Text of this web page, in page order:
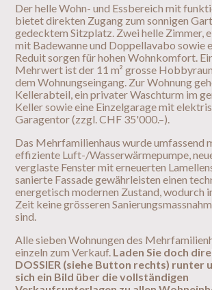
Der helle Wohn- und Essbereich mit
bietet direkten Zugang zum sonnigen
gedecktem Sitzplatz. Zwei helle Zimmer,
mit Badewanne und Doppellavabo sowie
Reduit sorgen für hohen Wohnkomfort.
Mehrwert ist der 11 m² grosse
dem Wohnungseingang. Zur Wohnung
Kellerabteil, ein privater Waschturm im
Keller sowie eine Einzelgarage mit
Garagentor (zzgl. CHF 35'000.–).
Das Mehrfamilienhaus wurde umfassend
effiziente Luft-/Wasserwärmepumpe,
verglaste Fenster mit erneuerten
sanierte Fassade gewährleisten einen
energetisch modernen Zustand, wodurch
Zeit keine grösseren
sind.
Alle sieben Wohnungen des
einzeln zum Verkauf. Laden Sie doch
DOSSIER (siehe Button rechts) runter
sich ein Bild über die vollständigen